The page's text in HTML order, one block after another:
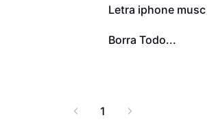
49,5 mil
Letra iphone musc
16,3 mil
Borra Todo...
1